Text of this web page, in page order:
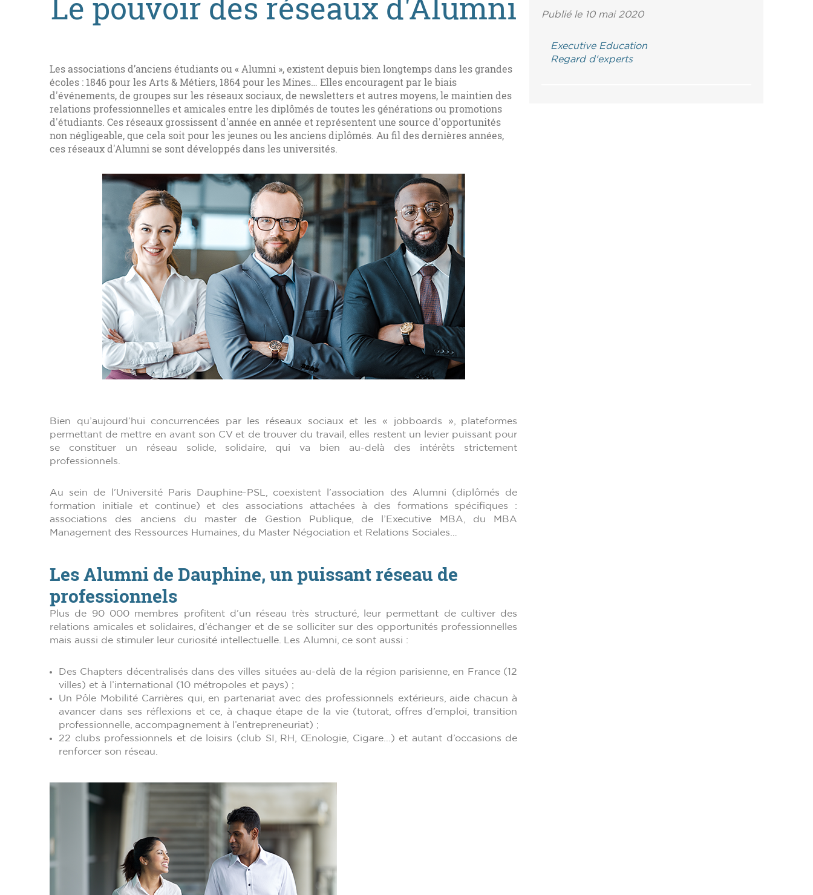
Les associations d’anciens étudiants ou « Alumni », existent depuis bien longtemps dans les grandes
écoles : 1846 pour les Arts & Métiers, 1864 pour les Mines… Elles encouragent par le biais
d'événements, de groupes sur les réseaux sociaux, de newsletters et autres moyens, le maintien des
relations professionnelles et amicales entre les diplômés de toutes les générations ou promotions
d'étudiants. Ces réseaux grossissent d'année en année et représentent une source d'opportunités
non négligeable, que cela soit pour les jeunes ou les anciens diplômés. Au fil des dernières années,
ces réseaux d'Alumni se sont développés dans les universités.
Bien qu’aujourd’hui concurrencées par les réseaux sociaux et les « jobboards », plateformes
permettant de mettre en avant son CV et de trouver du travail, elles restent un levier puissant pour
se constituer un réseau solide, solidaire, qui va bien au-delà des intérêts strictement
professionnels.
Au sein de l’Université Paris Dauphine-PSL, coexistent l’association des Alumni (diplômés de
formation initiale et continue) et des associations attachées à des formations spécifiques :
associations des anciens du master de Gestion Publique, de l’Executive MBA, du MBA
Management des Ressources Humaines, du Master Négociation et Relations Sociales…
Les Alumni de Dauphine, un puissant réseau de
professionnels
Plus de 90 000 membres profitent d’un réseau très structuré, leur permettant de cultiver des
relations amicales et solidaires, d’échanger et de se solliciter sur des opportunités professionnelles
mais aussi de stimuler leur curiosité intellectuelle. Les Alumni, ce sont aussi :
Des Chapters décentralisés dans des villes situées au-delà de la région parisienne, en France (12
villes) et à l’international (10 métropoles et pays) ;
Un Pôle Mobilité Carrières qui, en partenariat avec des professionnels extérieurs, aide chacun à
avancer dans ses réflexions et ce, à chaque étape de la vie (tutorat, offres d’emploi, transition
professionnelle, accompagnement à l’entrepreneuriat) ;
22 clubs professionnels et de loisirs (club SI, RH, Œnologie, Cigare…) et autant d’occasions de
renforcer son réseau.
Publié le 10 mai 2020
Executive Education
Regard d'experts